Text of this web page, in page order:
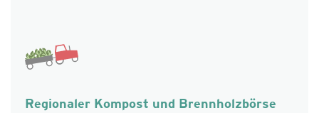
Regionaler Kompost und Brennholzbörse